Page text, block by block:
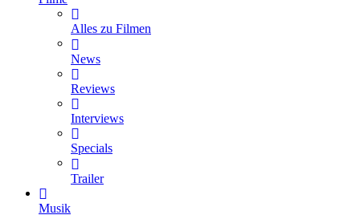
Alles zu Filmen
News
Reviews
Interviews
Specials
Trailer
Musik